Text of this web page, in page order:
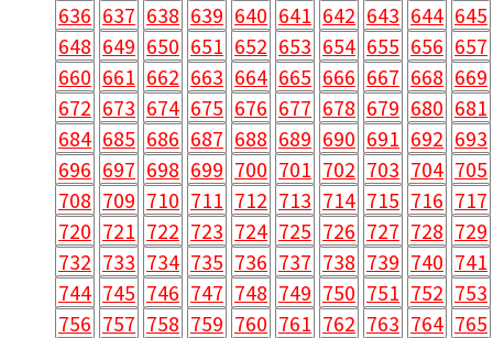
636 637 638 639 640 641 642 643 644 645
648 649 650 651 652 653 654 655 656 657
660 661 662 663 664 665 666 667 668 669
672 673 674 675 676 677 678 679 680 681
684 685 686 687 688 689 690 691 692 693
696 697 698 699 700 701 702 703 704 705
708 709 710 711 712 713 714 715 716 717
720 721 722 723 724 725 726 727 728 729
732 733 734 735 736 737 738 739 740 741
744 745 746 747 748 749 750 751 752 753
756 757 758 759 760 761 762 763 764 765